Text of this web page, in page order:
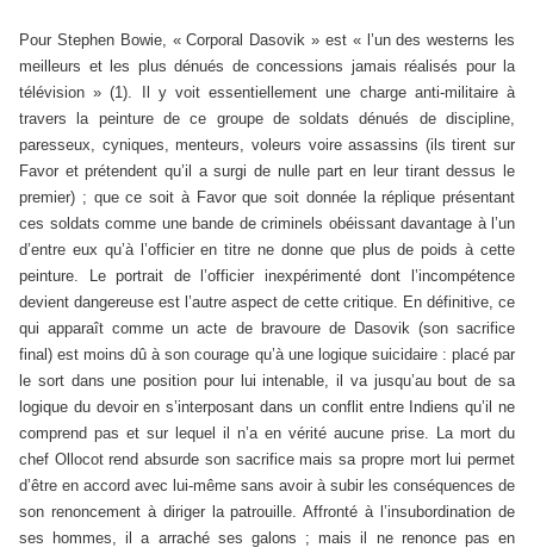
Pour Stephen Bowie, « Corporal Dasovik » est « l’un des westerns les
meilleurs et les plus dénués de concessions jamais réalisés pour la
télévision » (1). Il y voit essentiellement une charge anti-militaire à
travers la peinture de ce groupe de soldats dénués de discipline,
paresseux, cyniques, menteurs, voleurs voire assassins (ils tirent sur
Favor et prétendent qu’il a surgi de nulle part en leur tirant dessus le
premier) ; que ce soit à Favor que soit donnée la réplique présentant
ces soldats comme une bande de criminels obéissant davantage à l’un
d’entre eux qu’à l’officier en titre ne donne que plus de poids à cette
peinture. Le portrait de l’officier inexpérimenté dont l’incompétence
devient dangereuse est l’autre aspect de cette critique. En définitive, ce
qui apparaît comme un acte de bravoure de Dasovik (son sacrifice
final) est moins dû à son courage qu’à une logique suicidaire : placé par
le sort dans une position pour lui intenable, il va jusqu’au bout de sa
logique du devoir en s’interposant dans un conflit entre Indiens qu’il ne
comprend pas et sur lequel il n’a en vérité aucune prise. La mort du
chef Ollocot rend absurde son sacrifice mais sa propre mort lui permet
d’être en accord avec lui-même sans avoir à subir les conséquences de
son renoncement à diriger la patrouille. Affronté à l’insubordination de
ses hommes, il a arraché ses galons ; mais il ne renonce pas en